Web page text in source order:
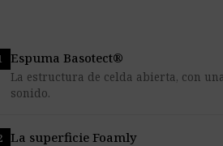
Espuma Basotect®
La estructura de celda abierta, con
sonido.
La superficie Foamly